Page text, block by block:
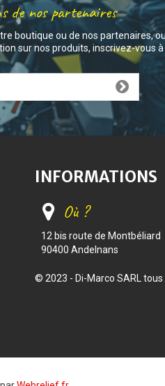
de nos partenaires
boutique ou de nos partenaires,
sur nos produits, inscrivez-vous à
INFORMATIONS
Où ?
12 bis route de Montbéliard
90400 Andelnans
© 2023 - Di-Marco SARL